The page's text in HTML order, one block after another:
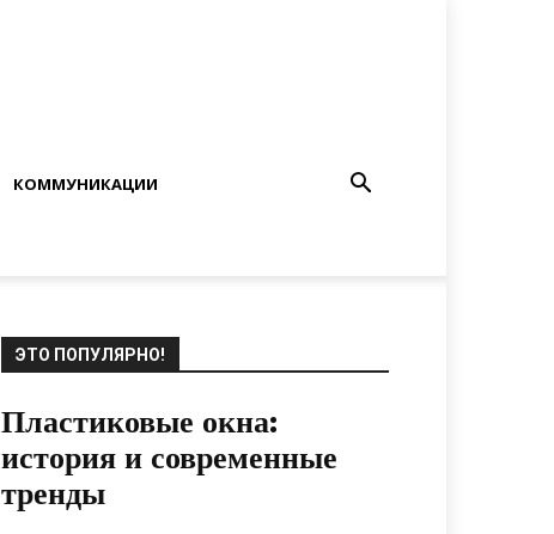
КОММУНИКАЦИИ
ЭТО ПОПУЛЯРНО!
Пластиковые окна:
история и современные
тренды
06.03.2021